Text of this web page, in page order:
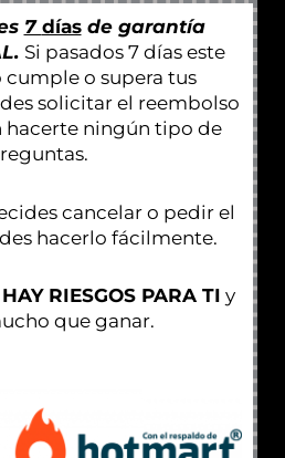
7 díasde garantía
Si pasados 7 días este
o supera tus
solicitar el reembolso
hacerte ningún tipo de
cancelar o pedir el
hacerlo fácilmente.
RIESGOS PARA TI y
que ganar.